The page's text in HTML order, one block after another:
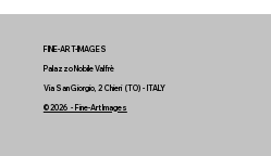
Negativo - 12 x 10 cm
FINE-ART-IMAGES
Palazzo Nobile Valfrè
Via San Giorgio, 2 Chieri (TO) - ITALY
© 2026 - Fine-Art Images